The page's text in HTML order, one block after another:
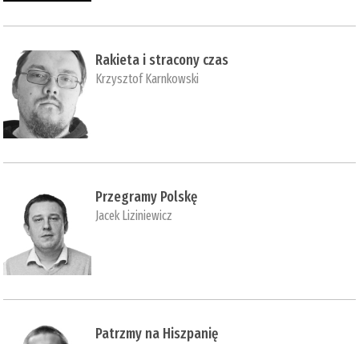
Rakieta i stracony czas
Krzysztof Karnkowski
Przegramy Polskę
Jacek Liziniewicz
Patrzmy na Hiszpanię